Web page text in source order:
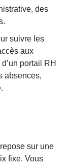
des
suivre les
aux
portail RH
absences,
repose sur une
fixe. Vous